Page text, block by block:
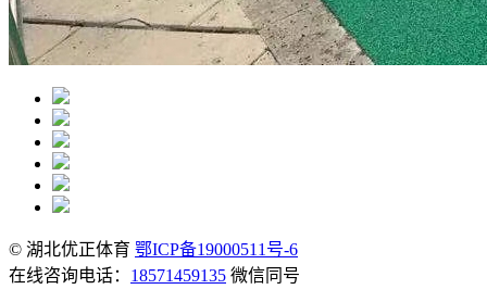
© 湖北优正体育 鄂ICP备19000511号-6
在线咨询电话： 18571459135 微信同号